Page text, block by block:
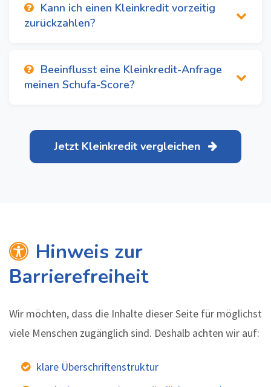
Kann ich einen Kleinkredit vorzeitig
zurückzahlen?
Beeinflusst eine Kleinkredit-Anfrage
meinen Schufa-Score?
Jetzt Kleinkredit vergleichen
Hinweis zur
Barrierefreiheit
Wir möchten, dass die Inhalte dieser Seite für möglichst
viele Menschen zugänglich sind. Deshalb achten wir auf:
klare Überschriftenstruktur